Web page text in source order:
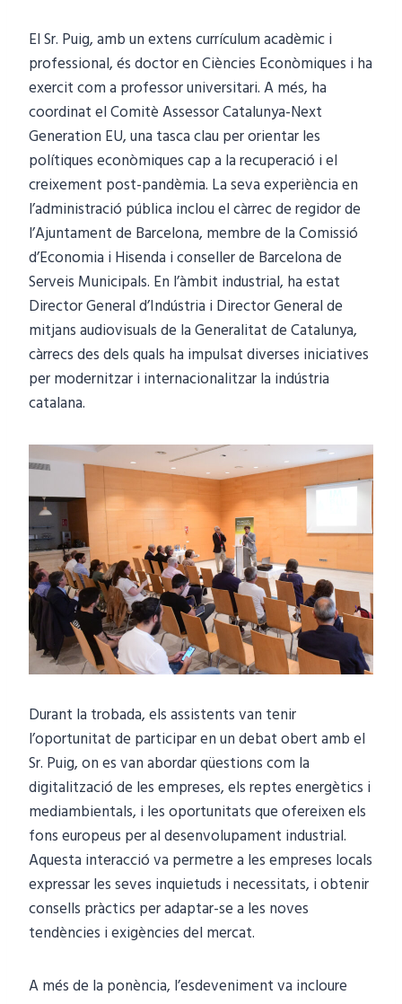
El Sr. Puig, amb un extens currículum acadèmic i
professional, és doctor en Ciències Econòmiques i ha
exercit com a professor universitari. A més, ha
coordinat el Comitè Assessor Catalunya-Next
Generation EU, una tasca clau per orientar les
polítiques econòmiques cap a la recuperació i el
creixement post-pandèmia. La seva experiència en
l’administració pública inclou el càrrec de regidor de
l’Ajuntament de Barcelona, membre de la Comissió
d’Economia i Hisenda i conseller de Barcelona de
Serveis Municipals. En l’àmbit industrial, ha estat
Director General d’Indústria i Director General de
mitjans audiovisuals de la Generalitat de Catalunya,
càrrecs des dels quals ha impulsat diverses iniciatives
per modernitzar i internacionalitzar la indústria
catalana.
Durant la trobada, els assistents van tenir
l’oportunitat de participar en un debat obert amb el
Sr. Puig, on es van abordar qüestions com la
digitalització de les empreses, els reptes energètics i
mediambientals, i les oportunitats que ofereixen els
fons europeus per al desenvolupament industrial.
Aquesta interacció va permetre a les empreses locals
expressar les seves inquietuds i necessitats, i obtenir
consells pràctics per adaptar-se a les noves
tendències i exigències del mercat.
A més de la ponència, l’esdeveniment va incloure